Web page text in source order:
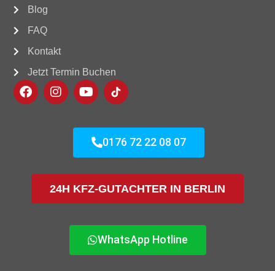
Blog
FAQ
Kontakt
Jetzt Termin Buchen
0176 72 22 08 07
24H KFZ-GUTACHTER IN BERLIN
WhatsApp Hotline